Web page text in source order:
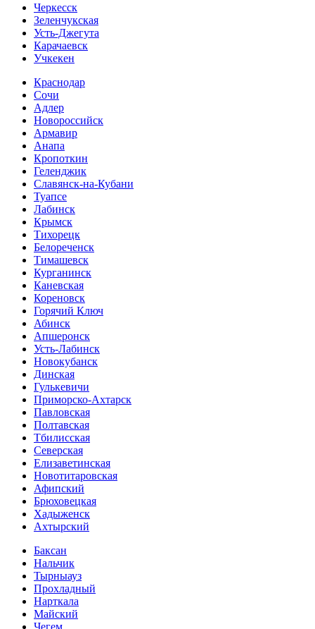
Черкесск
Зеленчукская
Усть-Джегута
Карачаевск
Учкекен
Краснодар
Сочи
Адлер
Новороссийск
Армавир
Анапа
Кропоткин
Геленджик
Славянск-на-Кубани
Туапсе
Лабинск
Крымск
Тихорецк
Белореченск
Тимашевск
Курганинск
Каневская
Кореновск
Горячий Ключ
Абинск
Апшеронск
Усть-Лабинск
Новокубанск
Динская
Гулькевичи
Приморско-Ахтарск
Павловская
Полтавская
Тбилисская
Северская
Елизаветинская
Новотитаровская
Афипский
Брюховецкая
Хадыженск
Ахтырский
Баксан
Нальчик
Тырныауз
Прохладный
Нарткала
Майский
Чегем